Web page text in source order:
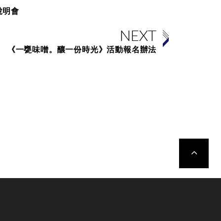
明會
NEXT
《一甕味噌。釀一份時光》活動報名辦法